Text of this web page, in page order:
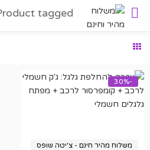
-30%
משלוח מהיר חינם - צ'יטה שופס